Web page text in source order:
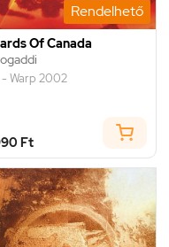
Rendelhető
Of Canada
- Warp 2002
Ft